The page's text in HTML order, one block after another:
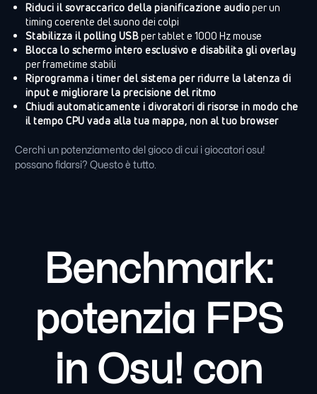
Riduci il sovraccarico della pianificazione audioper un
timing coerente del suono dei colpi
Stabilizza il polling USBper tablet e 1000 Hz mouse
Blocca lo schermo intero esclusivo e disabilita gli overlay
per frametime stabili
Riprogramma i timer del sistema per ridurre la latenza di
input e migliorare la precisione del ritmo
Chiudi automaticamente i divoratori di risorse in modo che
il tempo CPU vada alla tua mappa, non al tuo browser
Cerchi un potenziamento del gioco di cui i giocatori osu!
possano fidarsi? Questo è tutto.
Benchmark:
potenzia FPS
in Osu! con